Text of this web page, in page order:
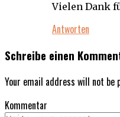
Vielen Dank
Antworten
Schreibe einen
Your email address will not be
Kommentar